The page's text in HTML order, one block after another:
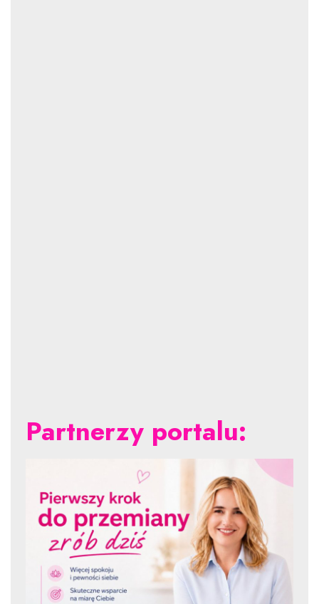
Partnerzy portalu: